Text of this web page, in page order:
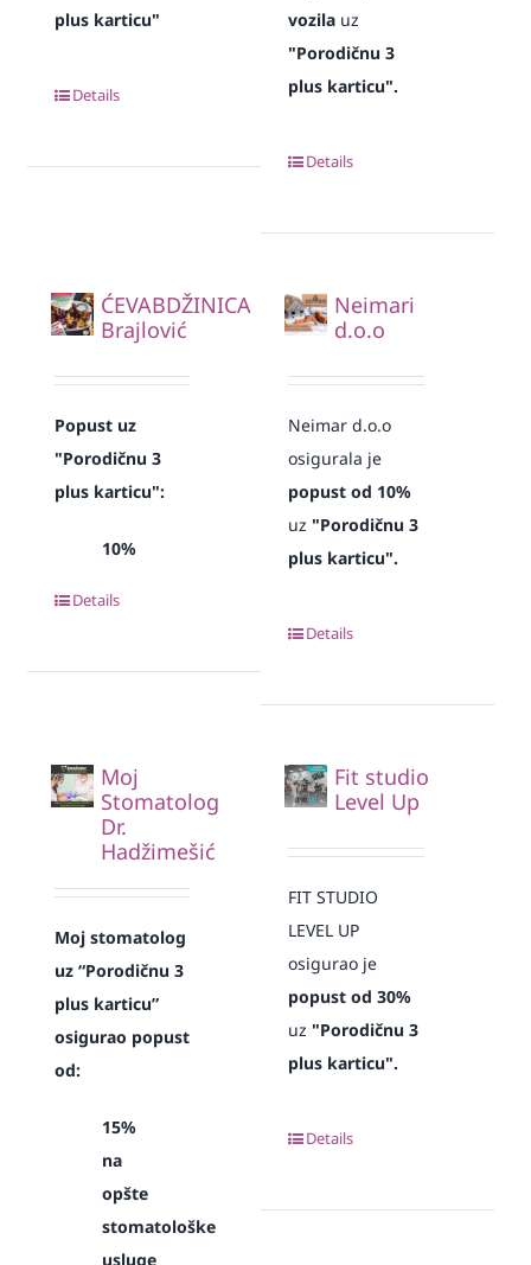
plus karticu"
Details
vozila uz
"Porodičnu 3
plus karticu".
Details
ĆEVABDŽINICA
Brajlović
Popust uz
"Porodičnu 3
plus karticu":
10%
Details
Neimari
d.o.o
Neimar d.o.o
osigurala je
popust od 10%
uz"Porodičnu 3
plus karticu".
Details
Moj
Stomatolog
Dr.
Hadžimešić
Moj stomatolog
uz “Porodičnu 3
plus karticu”
osigurao popust
od:
15%
na
opšte
stomatološke
usluge
Fit studio
Level Up
FIT STUDIO
LEVEL UP
osigurao je
popust od 30%
uz"Porodičnu 3
plus karticu".
Details